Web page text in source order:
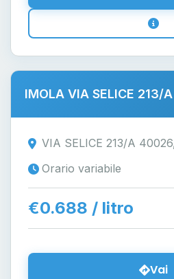
IMOLA VIA SELICE 213/A
VIA SELICE 213/A
Orario variabile
€0.688 / litro
Vai